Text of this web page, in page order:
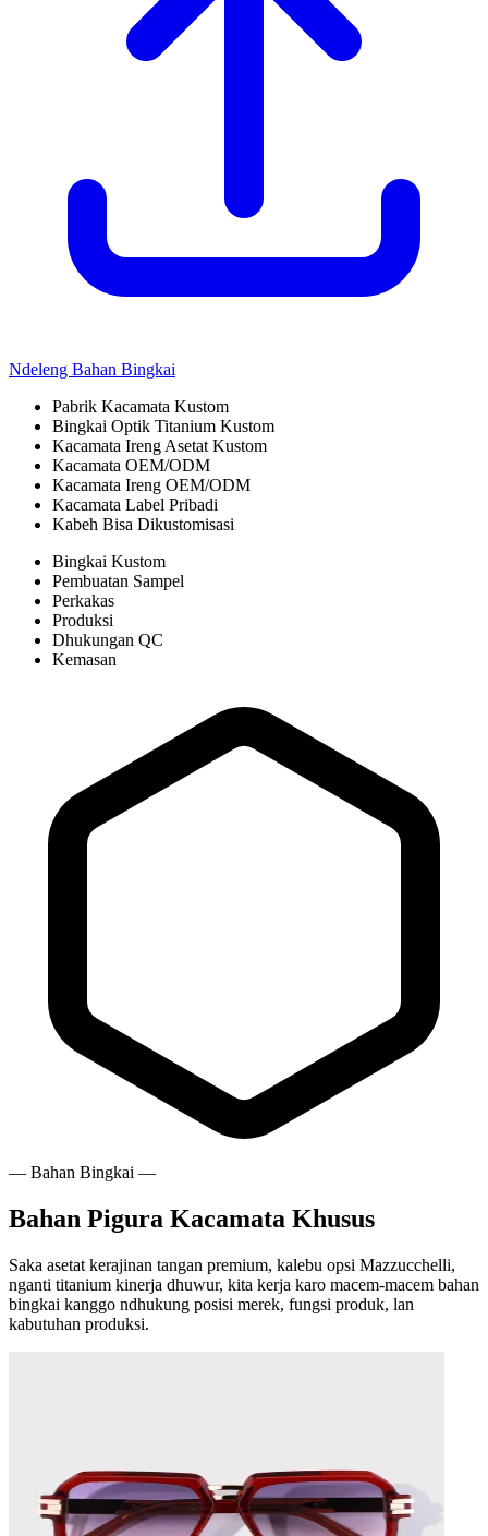
Ndeleng Bahan Bingkai
Pabrik Kacamata Kustom
Bingkai Optik Titanium Kustom
Kacamata Ireng Asetat Kustom
Kacamata OEM/ODM
Kacamata Ireng OEM/ODM
Kacamata Label Pribadi
Kabeh Bisa Dikustomisasi
Bingkai Kustom
Pembuatan Sampel
Perkakas
Produksi
Dhukungan QC
Kemasan
— Bahan Bingkai —
Bahan Pigura Kacamata Khusus
Saka asetat kerajinan tangan premium, kalebu opsi Mazzucchelli,
nganti titanium kinerja dhuwur, kita kerja karo macem-macem bahan
bingkai kanggo ndhukung posisi merek, fungsi produk, lan
kabutuhan produksi.